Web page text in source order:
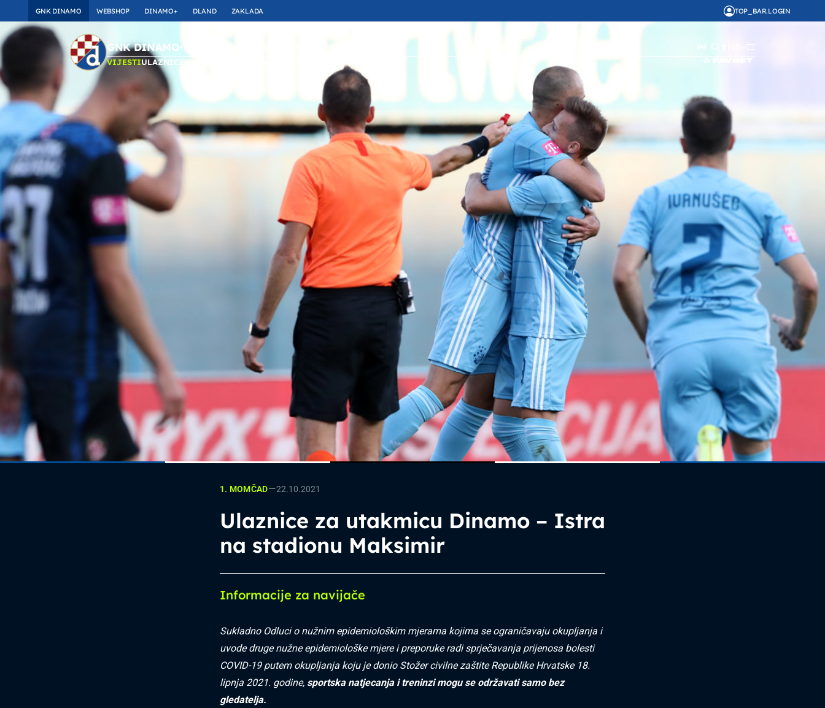
GNK DINAMO WEBSHOP DINAMO+ DLAND ZAKLADA TOP_BAR.LOGIN
GNK DINAMO TOP_BAR.MembershipSuffix
VIJESTIULAZNICEUTAKMICE KLUB
1. MOMČAD—22.10.2021
Ulaznice za utakmicu Dinamo – Istra
na stadionu Maksimir
Informacije za navijače
Sukladno Odluci o nužnim epidemiološkim mjerama kojima se ograničavaju okupljanja i
uvode druge nužne epidemiološke mjere i preporuke radi sprječavanja prijenosa bolesti
COVID-19 putem okupljanja koju je donio Stožer civilne zaštite Republike Hrvatske 18.
lipnja 2021. godine, sportska natjecanja i treninzi mogu se održavati samo bez
gledatelja.